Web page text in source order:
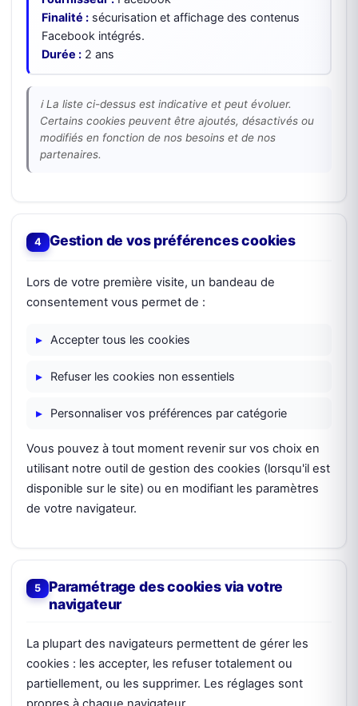
Finalité : sécurisation et affichage des contenus
Facebook intégrés.
Durée : 2 ans
ℹ️ La liste ci-dessus est indicative et peut évoluer.
Certains cookies peuvent être ajoutés, désactivés ou
modifiés en fonction de nos besoins et de nos
partenaires.
Gestion de vos préférences cookies
Lors de votre première visite, un bandeau de
consentement vous permet de :
Accepter tous les cookies
Refuser les cookies non essentiels
Personnaliser vos préférences par catégorie
Vous pouvez à tout moment revenir sur vos choix en
utilisant notre outil de gestion des cookies (lorsqu'il est
disponible sur le site) ou en modifiant les paramètres
de votre navigateur.
Paramétrage des cookies via votre
navigateur
La plupart des navigateurs permettent de gérer les
cookies : les accepter, les refuser totalement ou
partiellement, ou les supprimer. Les réglages sont